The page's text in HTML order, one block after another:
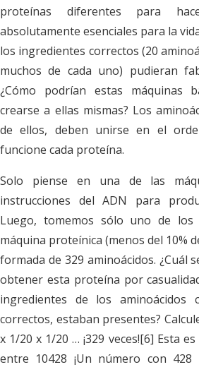
proteínas diferentes para
absolutamente esenciales para la
los ingredientes correctos (20
muchos de cada uno) pudieran
¿Cómo podrían estas máquinas
crearse a ellas mismas? Los
de ellos, deben unirse en el
funcione cada proteína.
Solo piense en una de las
instrucciones del ADN para
Luego, tomemos sólo uno de los
máquina proteínica (menos del 10%
formada de 329 aminoácidos. ¿Cuál
obtener esta proteína por
ingredientes de los aminoácidos
correctos, estaban presentes?
x 1/20 x 1/20 … ¡329 veces![6] Esta
entre 10428 ¡Un número con 428